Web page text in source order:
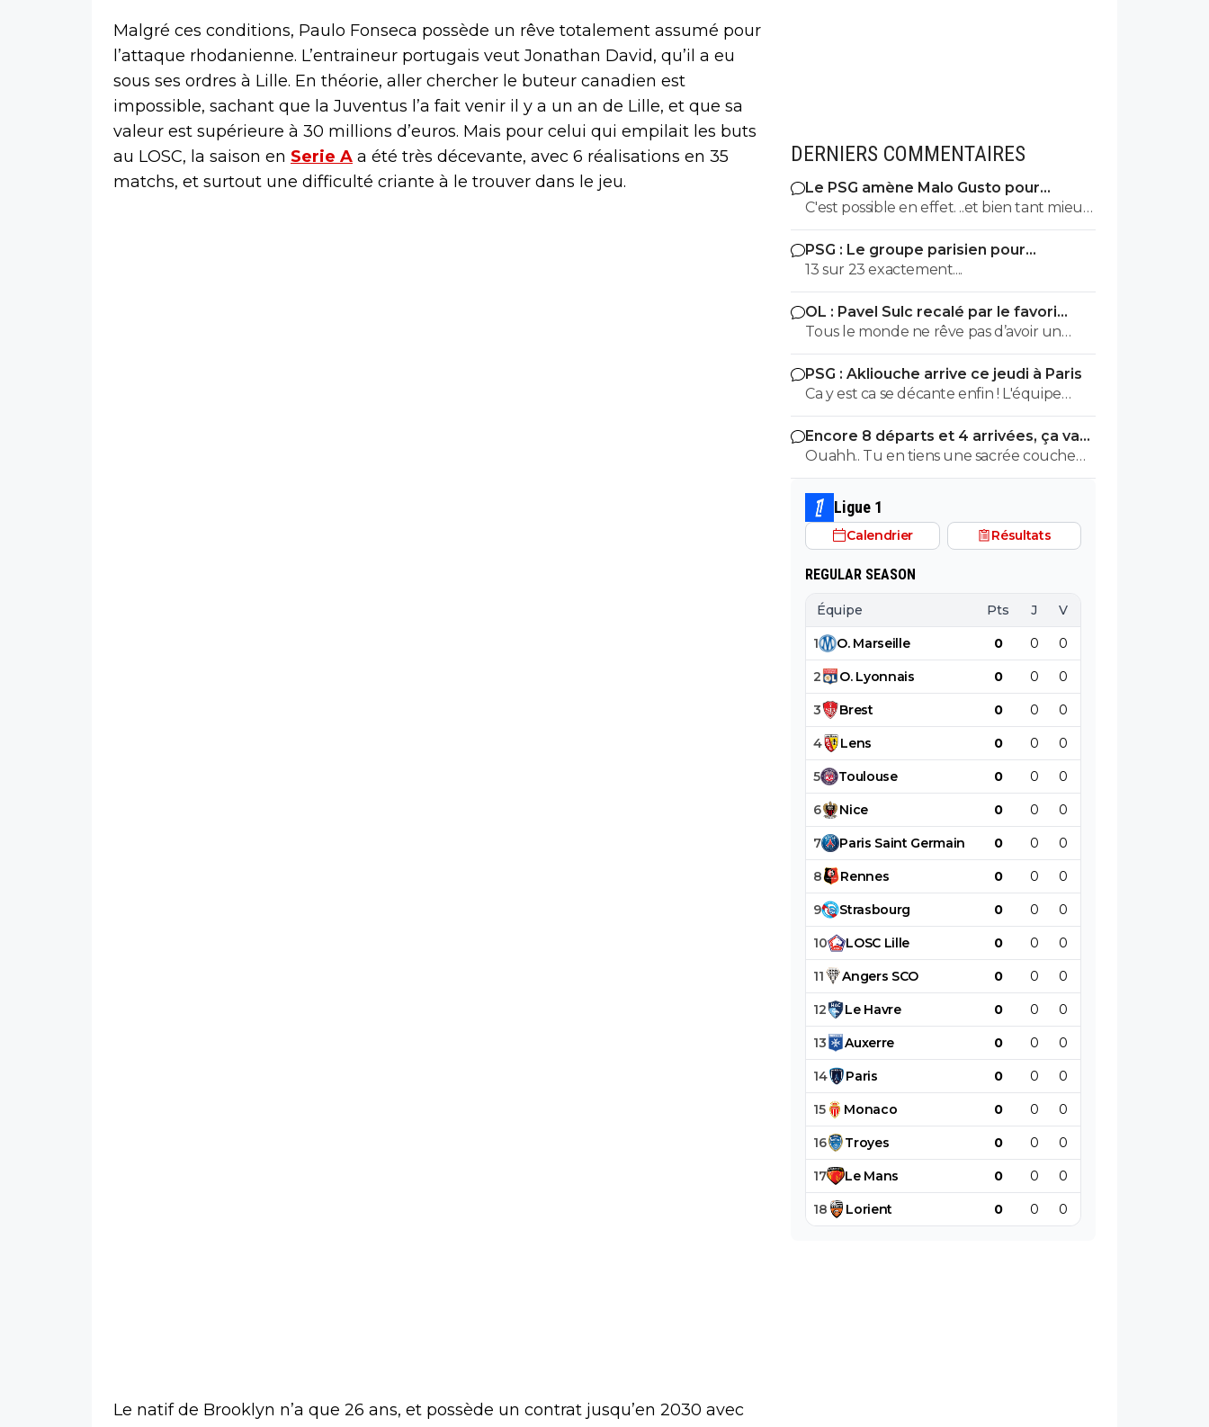
Malgré ces conditions, Paulo Fonseca possède un rêve totalement assumé pour
l’attaque rhodanienne. L’entraineur portugais veut Jonathan David, qu’il a eu
sous ses ordres à Lille. En théorie, aller chercher le buteur canadien est
impossible, sachant que la Juventus l’a fait venir il y a un an de Lille, et que sa
valeur est supérieure à 30 millions d’euros. Mais pour celui qui empilait les buts
au LOSC, la saison en Serie A a été très décevante, avec 6 réalisations en 35
matchs, et surtout une difficulté criante à le trouver dans le jeu.
Le natif de Brooklyn n’a que 26 ans, et possède un contrat jusqu’en 2030 avec
DERNIERS COMMENTAIRES
Le PSG amène Malo Gusto pour
concurrencer Hakimi
C'est possible en effet. ..et bien tant mieux
si ne sont que des rumeurs...mais Digne il
arrive, lui...J'ai l'impression de revenir 15 ans
en arrière !!
PSG : Le groupe parisien pour
Majorque est tombé
13 sur 23 exactement....
OL : Pavel Sulc recalé par le favori
numéro 1 du mercato
Tous le monde ne rêve pas d’avoir un
travail fictif, certains apprécient de faire
réellement quelque chose de leur vie.
Triste façon de voir les choses
PSG : Akliouche arrive ce jeudi à Paris
Ca y est ca se décante enfin ! L'équipe
semble se dessiner, pour notre plus grand
bonheur
Encore 8 départs et 4 arrivées, ça va
valser à l'OL
Ouahh.. Tu en tiens une sacrée couche
Ne me répond pas. Tu sais pas lire la troll
Ligue 1
Calendrier Résultats
REGULAR SEASON
Équipe Pts J V
1 O. Marseille 0 0 0
2 O. Lyonnais 0 0 0
3 Brest 0 0 0
4 Lens 0 0 0
5 Toulouse 0 0 0
6 Nice 0 0 0
7 Paris Saint Germain 0 0 0
8 Rennes 0 0 0
9 Strasbourg 0 0 0
10 LOSC Lille 0 0 0
11 Angers SCO 0 0 0
12 Le Havre 0 0 0
13 Auxerre 0 0 0
14 Paris 0 0 0
15 Monaco 0 0 0
16 Troyes 0 0 0
17 Le Mans 0 0 0
18 Lorient 0 0 0